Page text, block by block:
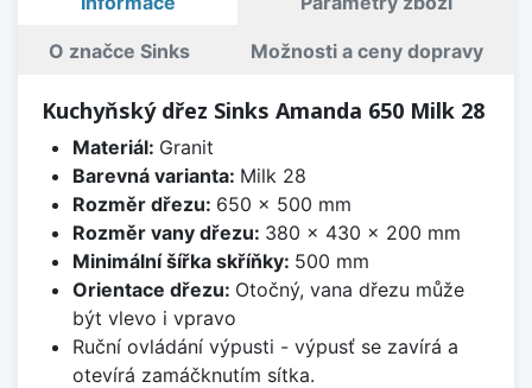
O značce Sinks Možnosti a ceny dopravy
Kuchyňský dřez Sinks Amanda 650 Milk 28
Materiál: Granit
Barevná varianta: Milk 28
Rozměr dřezu: 650 x 500 mm
Rozměr vany dřezu: 380 x 430 x 200 mm
Minimální šířka skříňky: 500 mm
Orientace dřezu: Otočný, vana dřezu může
být vlevo i vpravo
Ruční ovládání výpusti - výpusť se zavírá a
otevírá zamáčknutím sítka.